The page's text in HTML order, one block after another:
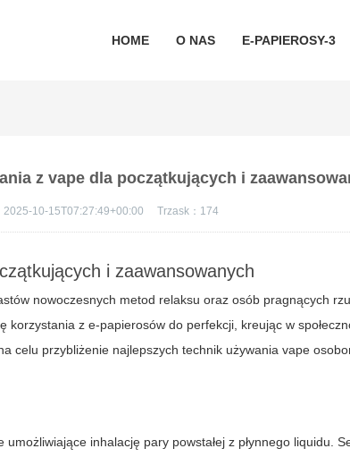
HOME O NAS E-PAPIEROSY-3
z vape dla początkujących i
2025-10-15T07:27:49+00:00 Trzask： 174
i zaawansowanych
nowoczesnych metod relaksu oraz osób pragnących
korzystania z e-papierosów do perfekcji, kreując w
celu przybliżenie najlepszych technik używania vape
inhalację pary powstałej z płynnego liquidu.